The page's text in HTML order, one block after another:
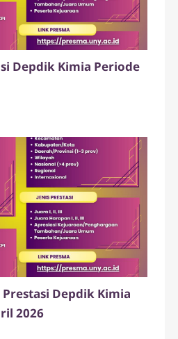
Depdik Kimia Periode
Depdik Kimia
2026